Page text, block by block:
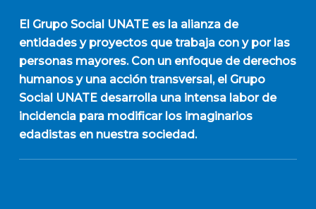
El Grupo Social UNATEes la alianza de
entidades y proyectos que trabaja con y por las
personas mayores. Con un enfoque de derechos
humanos y una acción transversal, el Grupo
Social UNATE desarrolla una intensa labor de
incidencia para modificar los imaginarios
edadistas en nuestra sociedad.